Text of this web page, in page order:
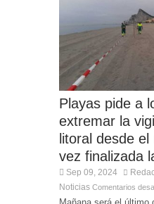
de Ultramar al
Presentado el IV Torneo
de San Roque, que
Playas pide a
extremar la
litoral desde
vez finalizada
Sep 09, 2024
Noticias Comentarios